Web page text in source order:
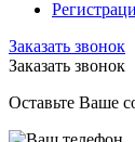
Заказать звонок
Заказать звонок
Оставьте Ваше